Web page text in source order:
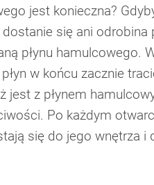
jest konieczna?
się ani odrobina
płynu hamulcowego.
w końcu zacznie
jest z płynem
Po każdym
się do jego wnętrza i